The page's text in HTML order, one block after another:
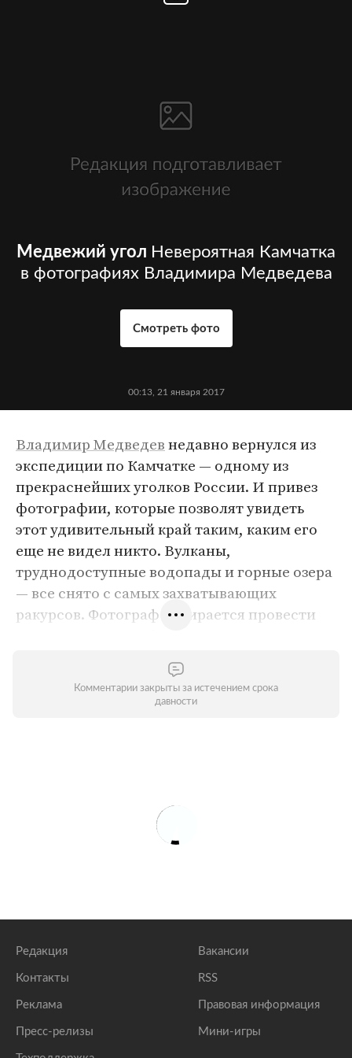
Медвежий угол Невероятная Камчатка
в фотографиях Владимира Медведева
Смотреть фото
00:13, 21 января 2017
Владимир Медведевнедавно вернулся из
экспедиции по Камчатке — одному из
прекраснейших уголков России. И привез
фотографии, которые позволят увидеть
этот удивительный край таким, каким его
еще не видел никто. Вулканы,
труднодоступные водопады и горные озера
— все снято с самых захватывающих
ракурсов. Фотограф собирается провести
проблему, он организовал
краудфандинговую кампанию
«Лента.ру»
Комментарии закрыты за истечением срока
давности
Редакция
Контакты
Реклама
Пресс-релизы
Вакансии
RSS
Правовая информация
Мини-игры